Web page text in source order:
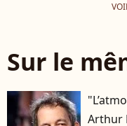
Sur le
Arthur